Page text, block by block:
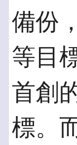
備份
等目
首創
標。